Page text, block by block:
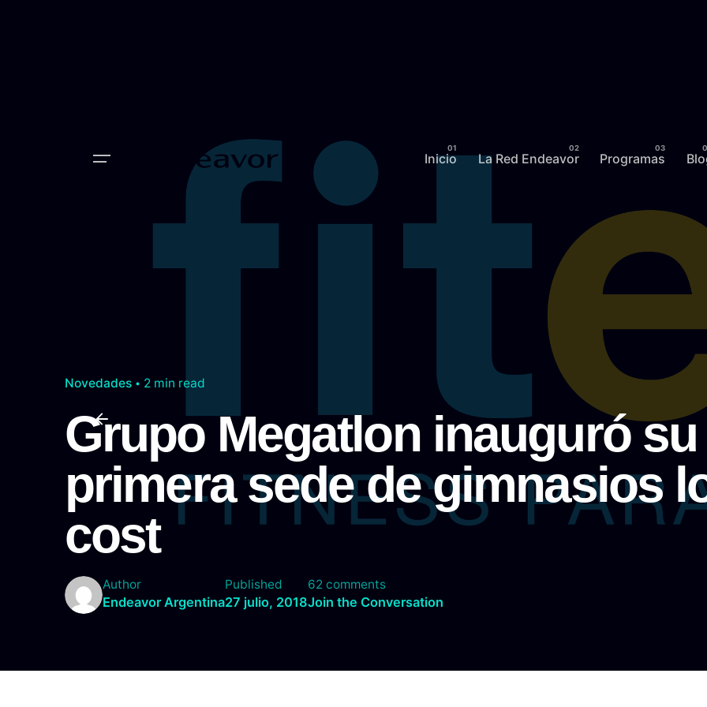
Inicio La Red Endeavor Programas
Novedades 2 min read
Grupo Megatlon inauguró su
primera sede de gimnasios
cost
Author
Endeavor Argentina
Published
27 julio, 2018
62 comments
Join the Conversation